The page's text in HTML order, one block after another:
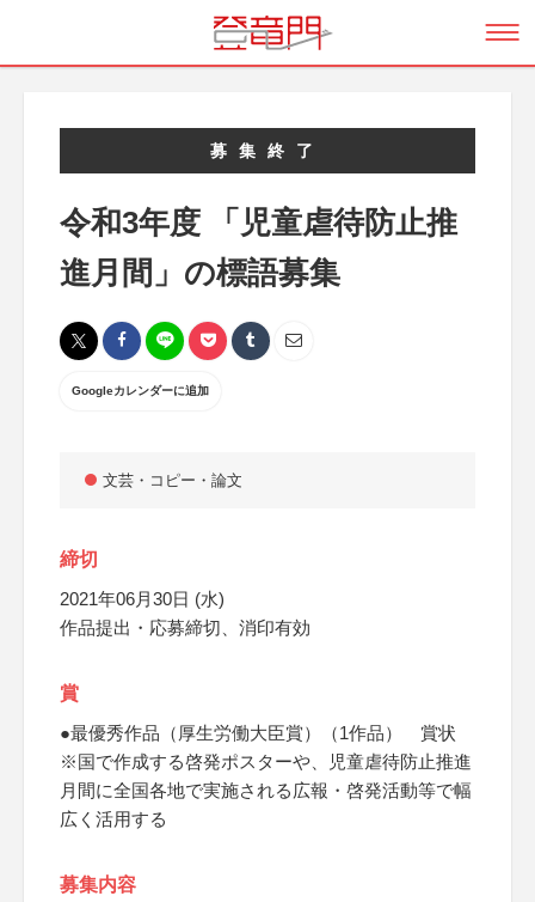
募集終了
令和3年度 「児童虐待防止推
進月間」の標語募集
Googleカレンダーに追加
文芸・コピー・論文
締切
2021年06月30日 (水)
作品提出・応募締切、消印有効
賞
●最優秀作品（厚生労働大臣賞）（1作品） 賞状
※国で作成する啓発ポスターや、児童虐待防止推進
月間に全国各地で実施される広報・啓発活動等で幅
広く活用する
募集内容